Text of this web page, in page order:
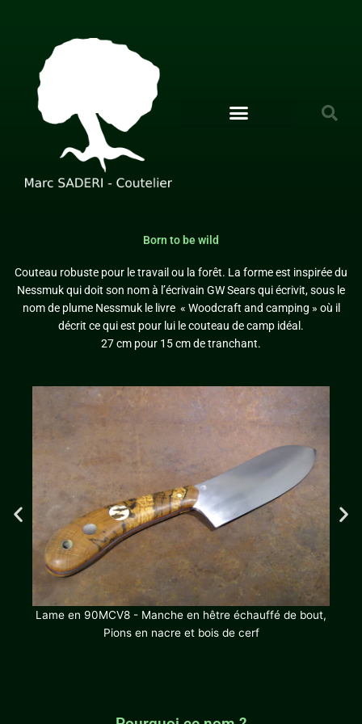
Born to be wild
Couteau robuste pour le travail ou la forêt. La forme est inspirée du
Nessmuk qui doit son nom à l’écrivain GW Sears qui écrivit, sous le
nom de plume Nessmuk le livre « Woodcraft and camping » où il
décrit ce qui est pour lui le couteau de camp idéal.
27 cm pour 15 cm de tranchant.
Lame en 90MCV8 - Manche en hêtre échauffé de bout,
Pions en nacre et bois de cerf